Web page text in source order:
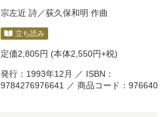
宗左近 詩／荻久保和明 作曲
立ち読み
定価2,805円 (本体2,550円+税)
発行：1993年12月 ／ ISBN：
9784276976641 ／ 商品コード：976640